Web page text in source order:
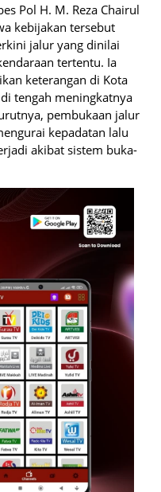
Pol H. M. Reza Chairul
kebijakan tersebut
jalur yang dinilai
tertentu. Ia
keterangan di Kota
tengah meningkatnya
pembukaan jalur
kepadatan lalu
akibat sistem buka-